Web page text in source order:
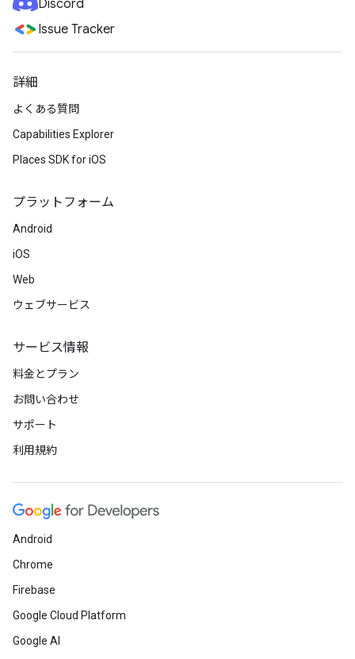
Discord
Issue Tracker
詳細
よくある質問
Capabilities Explorer
Places SDK for iOS
プラットフォーム
Android
iOS
Web
ウェブサービス
サービス情報
料金とプラン
お問い合わせ
サポート
利用規約
Android
Chrome
Firebase
Google Cloud Platform
Google AI